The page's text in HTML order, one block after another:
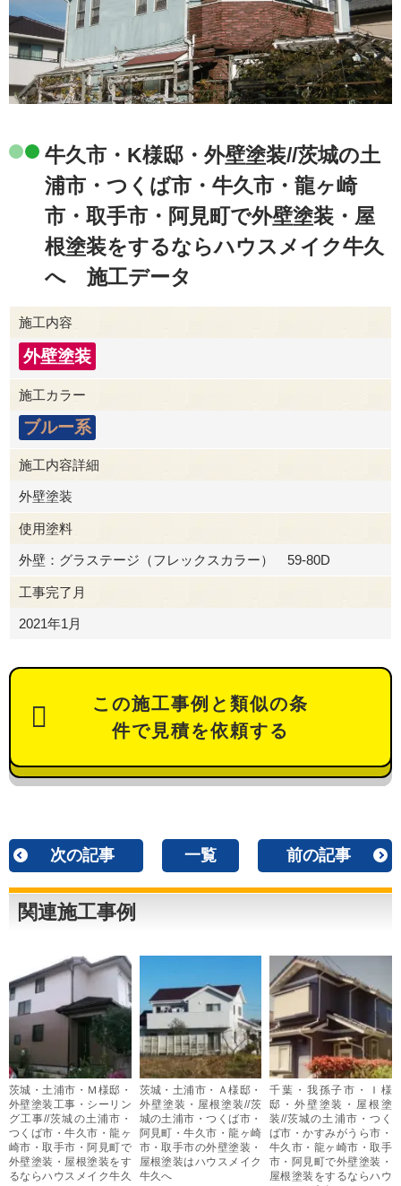
牛久市・K様邸・外壁塗装//茨城の土
浦市・つくば市・牛久市・龍ヶ崎
市・取手市・阿見町で外壁塗装・屋
根塗装をするならハウスメイク牛久
へ 施工データ
施工内容
外壁塗装
施工カラー
ブルー系
施工内容詳細
外壁塗装
使用塗料
外壁：グラステージ（フレックスカラー） 59-80D
工事完了月
2021年1月
この施工事例と類似の条
件で見積を依頼する
次の記事 一覧 前の記事
関連施工事例
茨城・土浦市・Ｍ様邸・
外壁塗装工事・シーリン
グ工事//茨城の土浦市・
つくば市・牛久市・龍ヶ
崎市・取手市・阿見町で
外壁塗装・屋根塗装をす
るならハウスメイク牛久
茨城・土浦市・Ａ様邸・
外壁塗装・屋根塗装//茨
城の土浦市・つくば市・
阿見町・牛久市・龍ヶ崎
市・取手市の外壁塗装・
屋根塗装はハウスメイク
牛久へ
千葉・我孫子市・Ｉ様
邸・外壁塗装・屋根塗
装//茨城の土浦市・つく
ば市・かすみがうら市・
牛久市・龍ヶ崎市・取手
市・阿見町で外壁塗装・
屋根塗装をするならハウ